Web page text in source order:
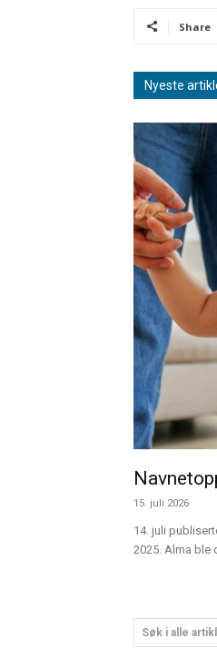
Share
Nyeste
15. juli 2026
14. juli
2025. Alma ble
Søk i alle